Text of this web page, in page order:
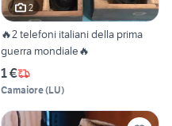
2
🔥2 telefoni italiani della prima
guerra mondiale🔥
1 €
Camaiore(LU)